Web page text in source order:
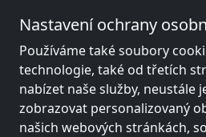
Nastavení ochrany
Používáme také soubory
technologie, také od třetích
nabízet naše služby, neustále
zobrazovat personalizovaný
našich webových stránkách,